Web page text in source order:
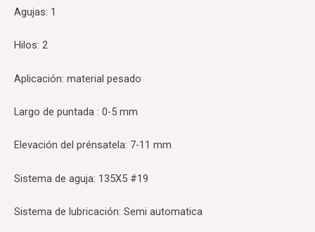
Agujas: 1
Hilos: 2
Aplicación: material pesado
Largo de puntada : 0-5 mm
Elevación del prénsatela: 7-11 mm
Sistema de aguja: 135X5 #19
Sistema de lubricación: Semi automatica